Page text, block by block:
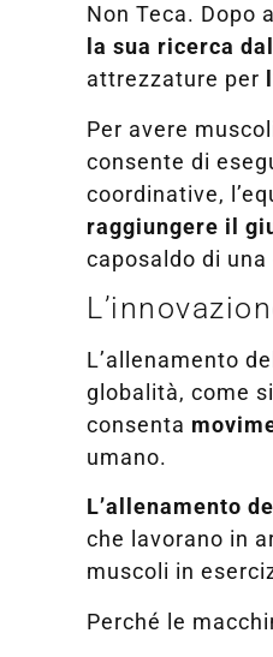
Non Teca. Dopo
la sua ricerca
attrezzature per
Per avere
consente di
coordinative,
raggiungere il
caposaldo di
L’allenamento
globalità, come
consenta
umano.
L’allenamento
che lavorano in
muscoli in
Perché le